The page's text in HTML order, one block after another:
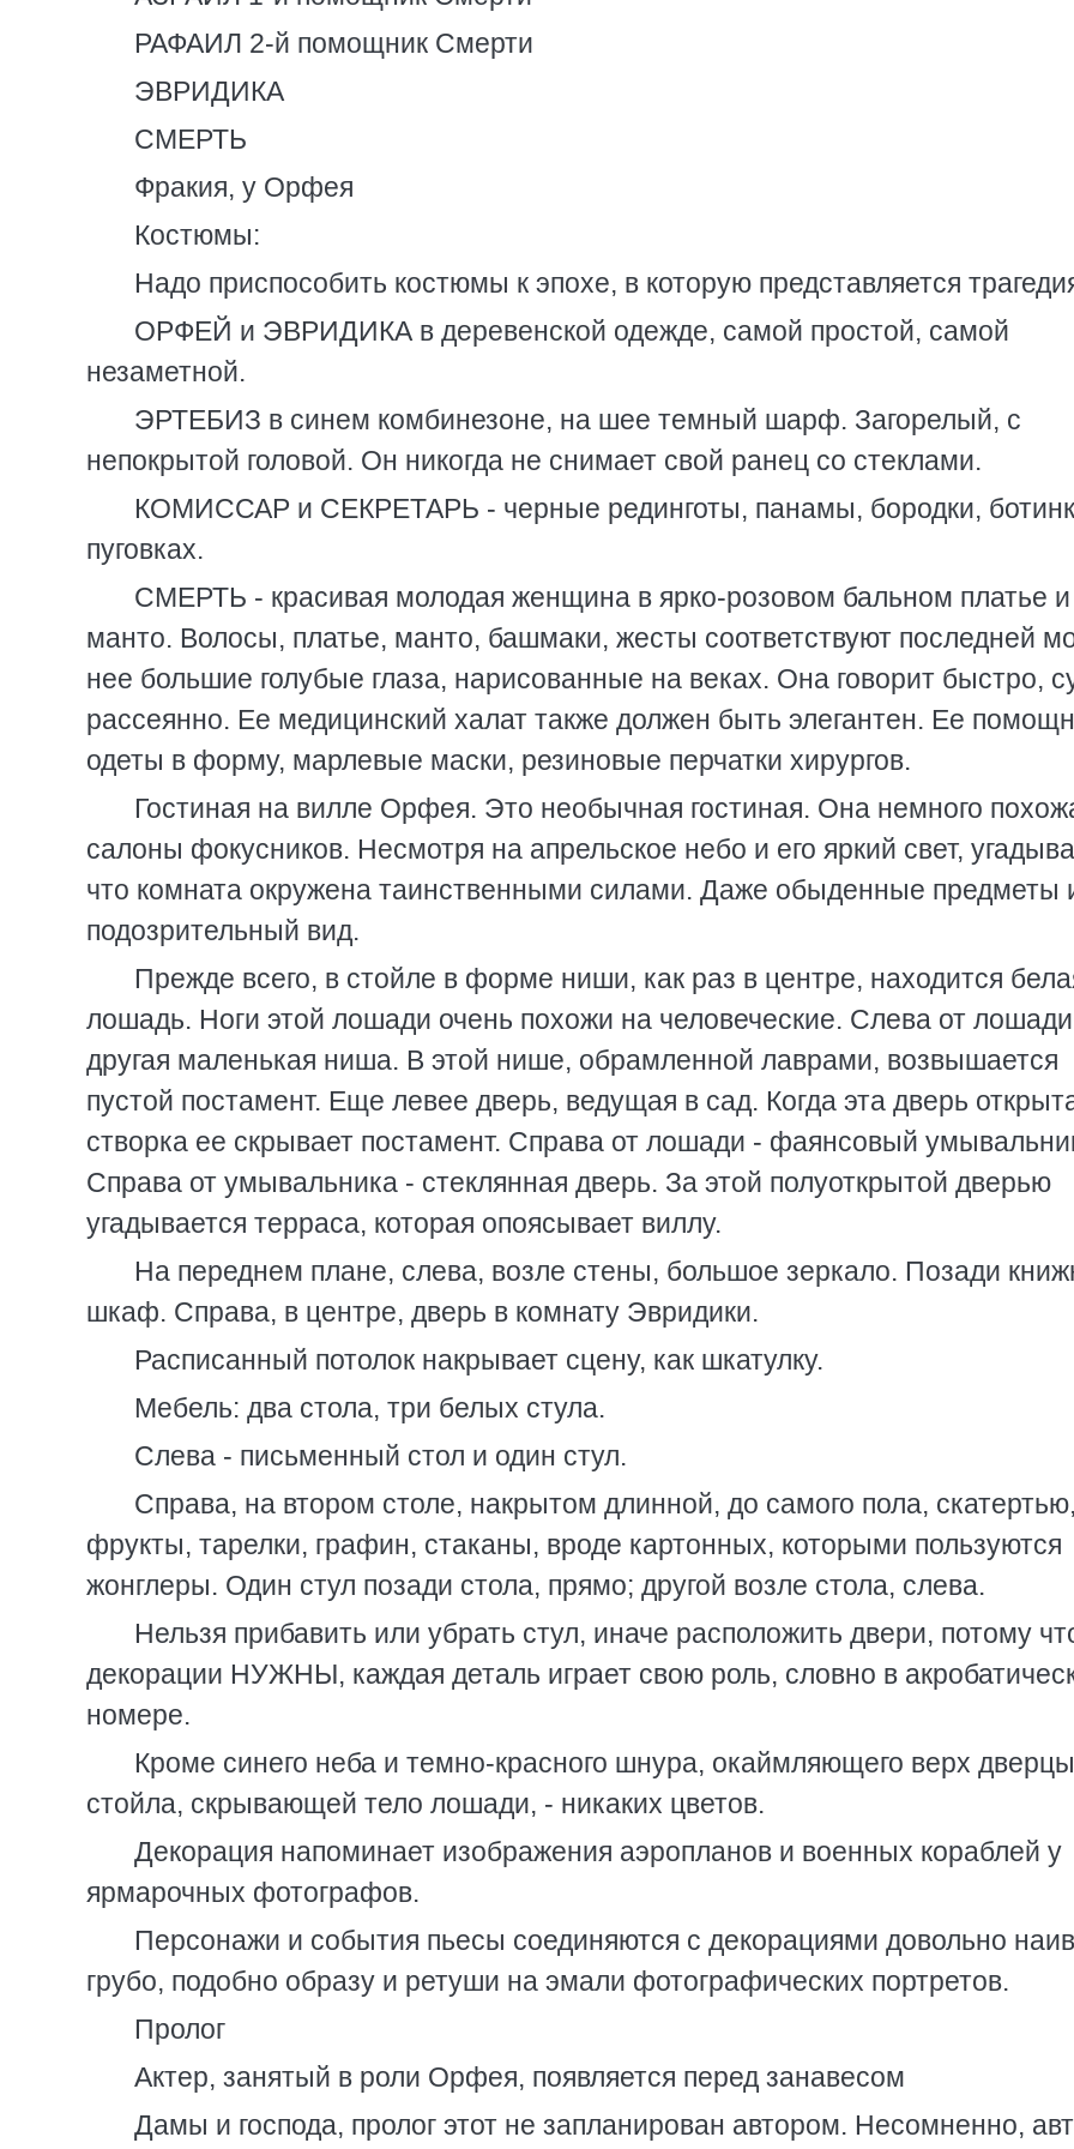
РАФАИЛ 2-й помощник Смерти
ЭВРИДИКА
СМЕРТЬ
Фракия, у Орфея
Костюмы:
Надо приспособить костюмы к эпохе, в которую представляется
ОРФЕЙ и ЭВРИДИКА в деревенской одежде, самой простой, самой
незаметной.
ЭРТЕБИЗ в синем комбинезоне, на шее темный шарф. Загорелый, с
непокрытой головой. Он никогда не снимает свой ранец со стеклами.
КОМИССАР и СЕКРЕТАРЬ - черные рединготы, панамы, бородки,
пуговках.
СМЕРТЬ - красивая молодая женщина в ярко-розовом бальном платье и
манто. Волосы, платье, манто, башмаки, жесты соответствуют последней
нее большие голубые глаза, нарисованные на веках. Она говорит быстро,
рассеянно. Ее медицинский халат также должен быть элегантен. Ее
одеты в форму, марлевые маски, резиновые перчатки хирургов.
Гостиная на вилле Орфея. Это необычная гостиная. Она немного
салоны фокусников. Несмотря на апрельское небо и его яркий свет,
что комната окружена таинственными силами. Даже обыденные предметы
подозрительный вид.
Прежде всего, в стойле в форме ниши, как раз в центре, находится
лошадь. Ноги этой лошади очень похожи на человеческие. Слева от лошади
другая маленькая ниша. В этой нише, обрамленной лаврами, возвышается
пустой постамент. Еще левее дверь, ведущая в сад. Когда эта дверь
створка ее скрывает постамент. Справа от лошади - фаянсовый
Справа от умывальника - стеклянная дверь. За этой полуоткрытой дверью
угадывается терраса, которая опоясывает виллу.
На переднем плане, слева, возле стены, большое зеркало. Позади
шкаф. Справа, в центре, дверь в комнату Эвридики.
Расписанный потолок накрывает сцену, как шкатулку.
Мебель: два стола, три белых стула.
Слева - письменный стол и один стул.
Справа, на втором столе, накрытом длинной, до самого пола, скатертью,
фрукты, тарелки, графин, стаканы, вроде картонных, которыми пользуются
жонглеры. Один стул позади стола, прямо; другой возле стола, слева.
Нельзя прибавить или убрать стул, иначе расположить двери, потому
декорации НУЖНЫ, каждая деталь играет свою роль, словно в
номере.
Кроме синего неба и темно-красного шнура, окаймляющего верх дверцы
стойла, скрывающей тело лошади, - никаких цветов.
Декорация напоминает изображения аэропланов и военных кораблей у
ярмарочных фотографов.
Персонажи и события пьесы соединяются с декорациями довольно
грубо, подобно образу и ретуши на эмали фотографических портретов.
Пролог
Актер, занятый в роли Орфея, появляется перед занавесом
Дамы и господа, пролог этот не запланирован автором. Несомненно,